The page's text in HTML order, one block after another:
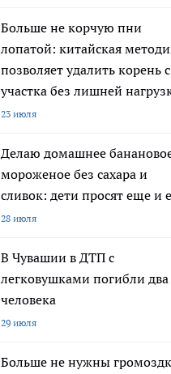
Больше не корчую пни
лопатой: китайская
позволяет удалить корень с
участка без лишней
23 июля
Делаю домашнее
мороженое без сахара и
сливок: дети просят еще и
28 июля
В Чувашии в ДТП с
легковушками погибли два
человека
29 июля
Больше не нужны